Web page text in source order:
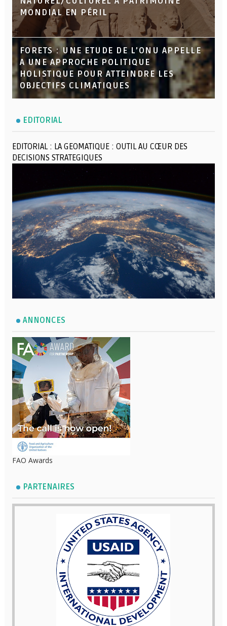
MONDIAL EN PÉRIL
FORETS : UNE ETUDE DE L’ONU APPELLE
A UNE APPROCHE POLITIQUE
HOLISTIQUE POUR ATTEINDRE LES
OBJECTIFS CLIMATIQUES
EDITORIAL
EDITORIAL : LA GEOMATIQUE : OUTIL AU CŒUR DES
DECISIONS STRATEGIQUES
ANNONCES
FAO Awards
PARTENAIRES